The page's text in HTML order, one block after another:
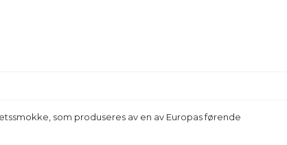
som produseres av en av Europas førende